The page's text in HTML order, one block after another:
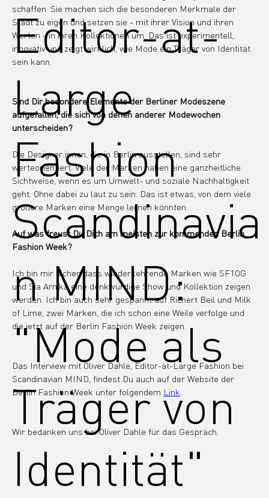
schaffen. Sie machen sich die besonderen Merkmale der
Stadt zu eigen und setzen sie - mit ihrer Vision und ihren
Werten - in ihren Kollektionen um. Das ist experimentell,
innovativ und zeigt wirklich, wie Mode ein Träger von Identität
sein kann.
Sind Dir besondere Elemente der Berliner Modeszene
aufgefallen, die sich von denen anderer Modewochen
unterscheiden?
Die Designer:innen, die in Berlin ausstellen, sind sehr
werteorientiert. Viele der Marken haben eine ganzheitliche
Sichtweise, wenn es um Umwelt- und soziale Nachhaltigkeit
geht. Ohne dabei zu laut zu sein. Das ist etwas, von dem viele
größere Marken eine Menge lernen könnten.
Auf was freust Du Dich am meisten zur kommenden Berlin
Fashion Week?
Ich bin mir sicher, dass wiederkehrende Marken wie SF1OG
und Sia Arnika eine denkwürdige Show und Kollektion zeigen
werden. Ich bin auch sehr gespannt auf Richert Beil und Milk
of Lime, zwei Marken, die ich schon eine Weile verfolge und
die jetzt auf der Berlin Fashion Week zeigen.
Das Interview mit Oliver Dahle, Editor-at-Large Fashion bei
Scandinavian MIND, findest Du auch auf der Website der
Berlin Fashion Week unter folgendem Link
Wir bedanken uns bei Oliver Dahle für das Gespräch.
Editor-at-
Large
Fashion
Scandinavia
n MIND:
"Mode als
Träger von
Identität"